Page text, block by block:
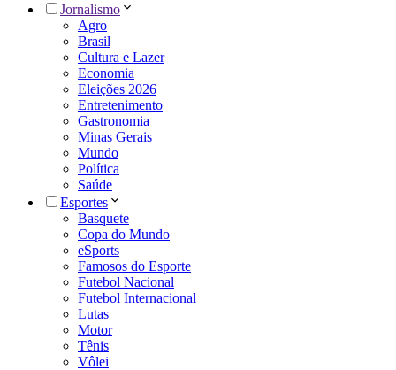
Jornalismo
Agro
Brasil
Cultura e Lazer
Economia
Eleições 2026
Entretenimento
Gastronomia
Minas Gerais
Mundo
Política
Saúde
Esportes
Basquete
Copa do Mundo
eSports
Famosos do Esporte
Futebol Nacional
Futebol Internacional
Lutas
Motor
Tênis
Vôlei